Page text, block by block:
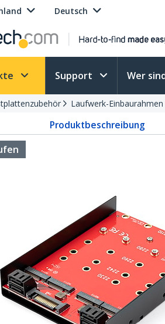
Deutsch
Support Wer
Laufwerk-
Produktbeschreibung